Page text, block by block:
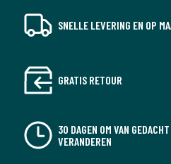
SNELLE LEVERING EN OP
GRATIS RETOUR
30 DAGEN OM VAN
VERANDEREN